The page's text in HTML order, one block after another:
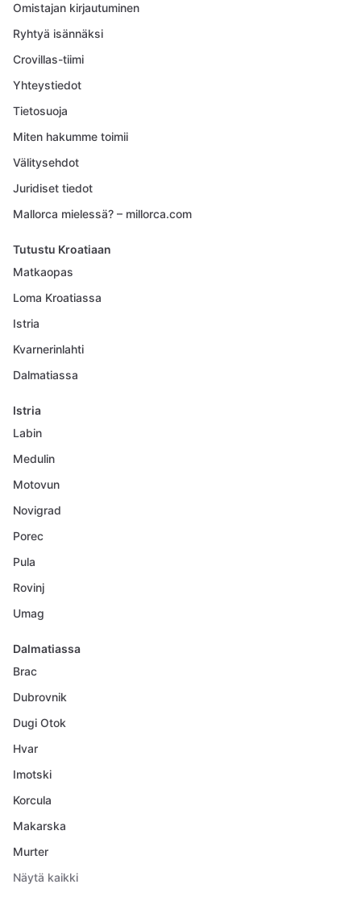
Omistajan kirjautuminen
Ryhtyä isännäksi
Crovillas-tiimi
Yhteystiedot
Tietosuoja
Miten hakumme toimii
Välitysehdot
Juridiset tiedot
Mallorca mielessä? – millorca.com
Tutustu Kroatiaan
Matkaopas
Loma Kroatiassa
Istria
Kvarnerinlahti
Dalmatiassa
Istria
Labin
Medulin
Motovun
Novigrad
Porec
Pula
Rovinj
Umag
Dalmatiassa
Brac
Dubrovnik
Dugi Otok
Hvar
Imotski
Korcula
Makarska
Murter
Näytä kaikki